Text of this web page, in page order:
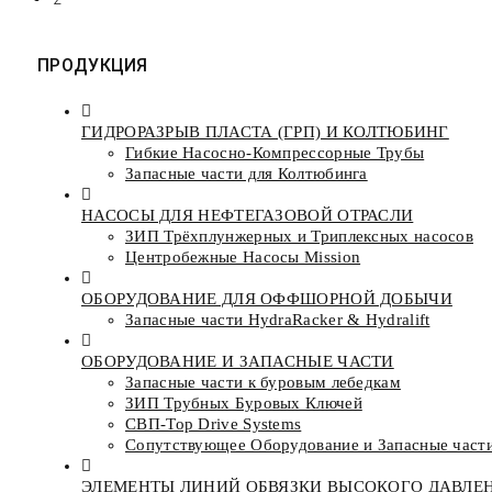
ПРОДУКЦИЯ
ГИДРОРАЗРЫВ ПЛАСТА (ГРП) И КОЛТЮБИНГ
Гибкие Насосно-Компрессорные Трубы
Запасные части для Колтюбинга
НАСОСЫ ДЛЯ НЕФТЕГАЗОВОЙ ОТРАСЛИ
ЗИП Трёхплунжерных и Триплексных насосов
Центробежные Насосы Mission
ОБОРУДОВАНИЕ ДЛЯ ОФФШОРНОЙ ДОБЫЧИ
Запасные части HydraRacker & Hydralift
ОБОРУДОВАНИЕ И ЗАПАСНЫЕ ЧАСТИ
Запасные части к буровым лебедкам
ЗИП Трубных Буровых Ключей
СВП-Top Drive Systems
Сопутствующее Оборудование и Запасные
ЭЛЕМЕНТЫ ЛИНИЙ ОБВЯЗКИ ВЫСОКОГО